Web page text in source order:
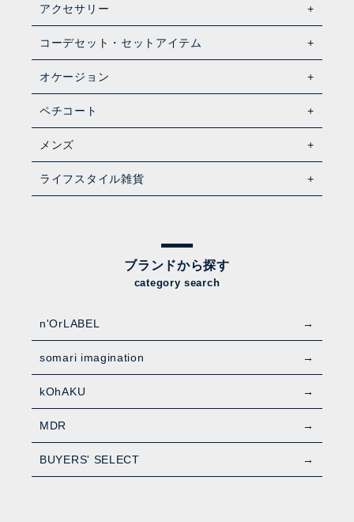
アクセサリー
コーデセット・セットアイテム
オケージョン
ペチコート
メンズ
ライフスタイル雑貨
ブランドから探す
category search
n'OrLABEL
somari imagination
kOhAKU
MDR
BUYERS' SELECT